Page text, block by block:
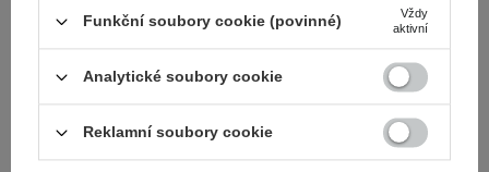
Funkční soubory cookie (povinné)
Vždy
aktivní
Analytické soubory cookie
Reklamní soubory cookie